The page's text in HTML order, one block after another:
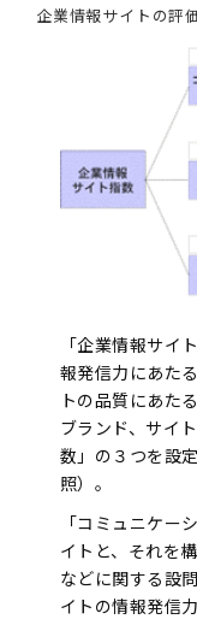
企業情報サイトの評
「企業情報サイ
報発信力にあた
トの品質にあた
ブランド、サイ
数」の３つを設
照）。
「コミュニケー
イトと、それを
などに関する設
イトの情報発信